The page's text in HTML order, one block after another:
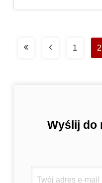
1 2
Wyślij do